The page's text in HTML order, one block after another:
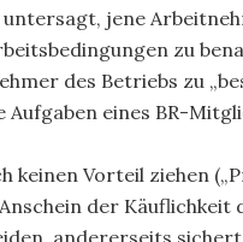
jene
zu
des Betriebs zu
eines BR-
keinen Vorteil ziehen
der Käuflichkeit
andererseits